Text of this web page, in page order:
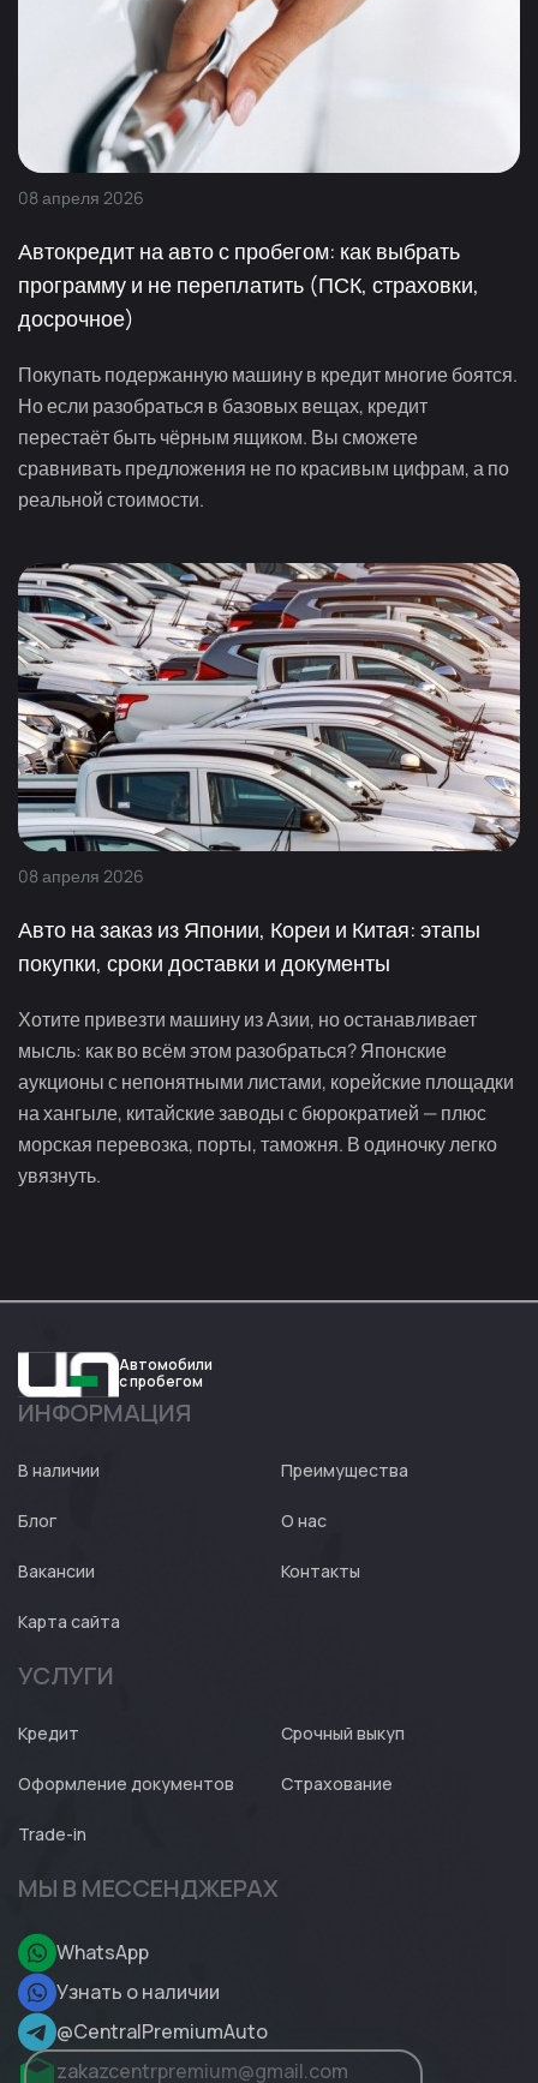
08 апреля 2026
Автокредит на авто с пробегом: как выбрать
программу и не переплатить (ПСК, страховки,
досрочное)
Покупать подержанную машину в кредит многие боятся.
Но если разобраться в базовых вещах, кредит
перестаёт быть чёрным ящиком. Вы сможете
сравнивать предложения не по красивым цифрам, а по
реальной стоимости.
08 апреля 2026
Авто на заказ из Японии, Кореи и Китая: этапы
покупки, сроки доставки и документы
Хотите привезти машину из Азии, но останавливает
мысль: как во всём этом разобраться? Японские
аукционы с непонятными листами, корейские площадки
на хангыле, китайские заводы с бюрократией — плюс
морская перевозка, порты, таможня. В одиночку легко
увязнуть.
Авто
Автомобили
с пробегом
ИНФОРМАЦИЯ
В наличии Преимущества
Блог О нас
Вакансии Контакты
Карта сайта
УСЛУГИ
Кредит Срочный выкуп
Оформление документов Страхование
Trade-in
МЫ В МЕССЕНДЖЕРАХ
WhatsApp
Узнать о наличии
@CentralPremiumAuto
zakazcentrpremium@gmail.com